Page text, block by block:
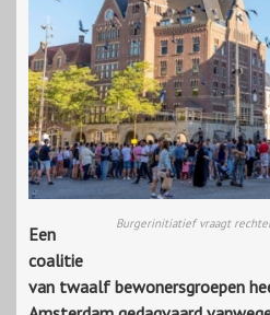
Burgerinitiatief vraagt
Een
coalitie
van twaalf bewonersgroepen